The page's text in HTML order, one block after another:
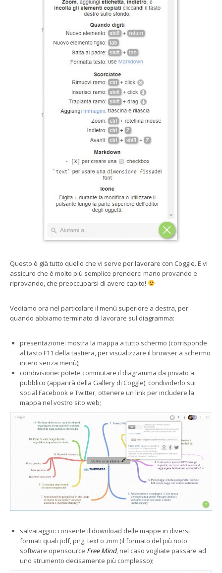
Questo è già tutto quello che vi serve per lavorare con Coggle. E vi
assicuro che è molto più semplice prenderci mano provando e
riprovando, che preoccuparsi di avere capito!
Vediamo ora nel particolare il menù superiore a destra, per
quando abbiamo terminato di lavorare sul diagramma:
presentazione: mostra la mappa a tutto schermo (corrisponde
al tasto F11 della tastiera, per visualizzare il browser a schermo
intero senza menù);
condivisione: potete commutare il diagramma da privato a
pubblico (apparirà della Gallery di Coggle), condividerlo sui
social Facebook e Twitter, ottenere un link per includere la
mappa nel vostro sito web;
salvataggio: consente il download delle mappe in diversi
formati quali pdf, png, text o .mm (il formato del più noto
software opensource Free Mind, nel caso vogliate passare ad
uno strumento decisamente più complesso);